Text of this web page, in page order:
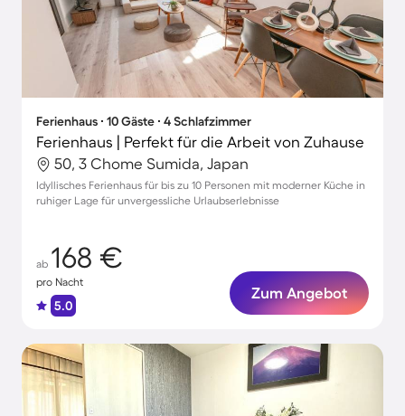
Ferienhaus ∙ 10 Gäste ∙ 4 Schlafzimmer
Ferienhaus | Perfekt für die Arbeit von Zuhause
50, 3 Chome Sumida, Japan
Idyllisches Ferienhaus für bis zu 10 Personen mit moderner Küche in
ruhiger Lage für unvergessliche Urlaubserlebnisse
ab 168 €
pro Nacht
5.0
Zum Angebot